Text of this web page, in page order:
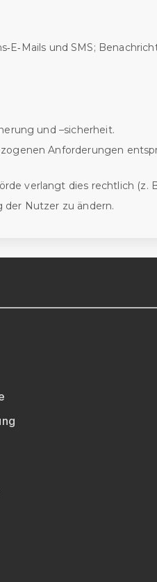
und SMS;
und –sicherheit.
Anforderungen
verlangt dies rechtlich (z.
der Nutzer zu ändern.